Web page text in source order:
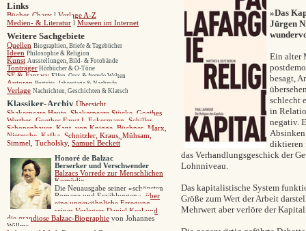
Links
Bücher-Charts l Verlage A-Z
Medien- & Literatur l Museen im Internet
Weitere Sachgebiete
Quellen Biographien, Briefe & Tagebücher
Ideen Philosophie & Religion
Kunst Ausstellungen, Bild- & Fotobände
Tonträger Hörbücher & O-Töne
SF & Fantasy Elfen, Orcs & fremde Welten
Autoren Porträts, Jahrestage & Nachrufe
Verlage Nachrichten, Geschichten & Klatsch
Klassiker-Archiv Übersicht
Shakespeare Heute Shakespeare Stücke Goethes
Werther, Goethes Faust I, Eckermann,
Schiller,
Schopenhauer, Kant, von Knigge, Büchner, Marx
Nietzsche, Kafka, Schnitzler Kraus Mühsam
Simmel
Tucholsky Samuel Beckett
Honoré de Balzac
Berserker und Verschwender
Balzacs Vorrede zur Menschlichen
Komödie
Die Neuausgabe seiner »schönsten
Romane und Erzählungen«
über
eine ungewöhnliche Erregung
seines Verlegers Daniel Keel und
die grandiose Balzac-Biographie von Johannes
Willms.
»Das
Jürgen
Ein alter
besagt,
schlecht
in
negativ.
diktieren
das Verhandlungsgeschick der
Lohnniveau.
Das kapitalistische System
Größe zum Wert der Arbeit
Mehrwert aber verlöre der